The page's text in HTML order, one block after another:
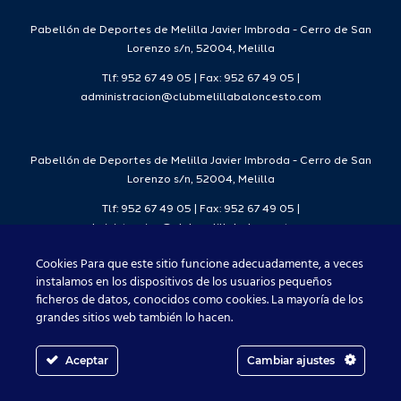
2026/27
Pabellón de Deportes de Melilla Javier Imbroda - Cerro de San
Lorenzo s/n, 52004, Melilla
Tlf: 952 67 49 05 | Fax: 952 67 49 05 |
administracion@clubmelillabaloncesto.com
Pabellón de Deportes de Melilla Javier Imbroda - Cerro de San
Lorenzo s/n, 52004, Melilla
Tlf: 952 67 49 05 | Fax: 952 67 49 05 |
Club Melilla Baloncesto 2021
InstagramYouTube
Cookies Para que este sitio funcione adecuadamente, a veces
instalamos en los dispositivos de los usuarios pequeños
ficheros de datos, conocidos como cookies. La mayoría de los
grandes sitios web también lo hacen.
Aceptar Cambiar ajustes